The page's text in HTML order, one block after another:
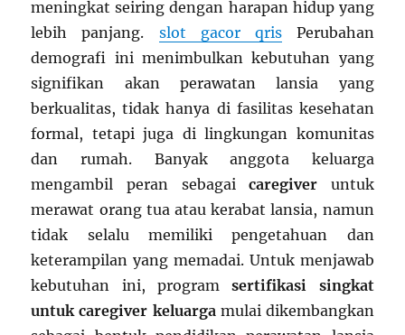
meningkat seiring dengan harapan hidup yang
lebih panjang. slot gacor qrisPerubahan
demografi ini menimbulkan kebutuhan yang
signifikan akan perawatan lansia yang
berkualitas, tidak hanya di fasilitas kesehatan
formal, tetapi juga di lingkungan komunitas
dan rumah. Banyak anggota keluarga
mengambil peran sebagaicaregiver untuk
merawat orang tua atau kerabat lansia, namun
tidak selalu memiliki pengetahuan dan
keterampilan yang memadai. Untuk menjawab
kebutuhan ini, programsertifikasi singkat
untuk caregiver keluargamulai dikembangkan